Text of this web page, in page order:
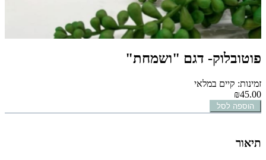
פוטובלוק- דגם "ושמחת"
זמינות: קיים במלאי
₪45.00
הוספה לסל
תיאור